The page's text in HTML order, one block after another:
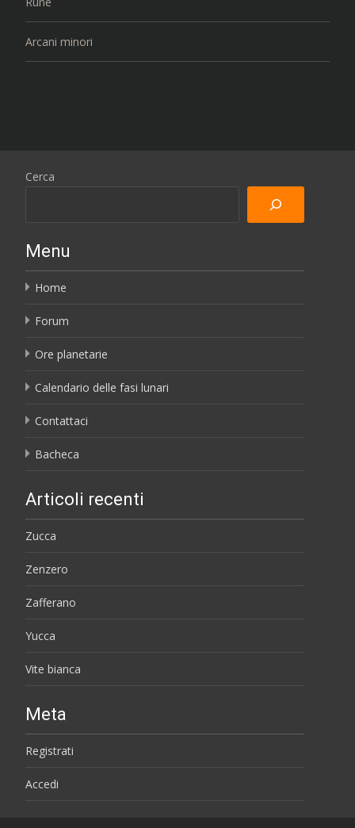
Arcani minori
Cerca
Menu
Home
Forum
Ore planetarie
Calendario delle fasi lunari
Contattaci
Bacheca
Articoli recenti
Zucca
Zenzero
Zafferano
Yucca
Vite bianca
Meta
Registrati
Accedi